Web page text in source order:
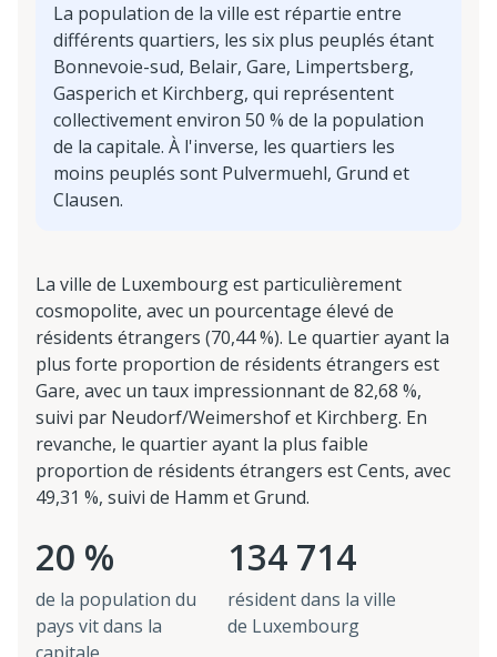
La population de la ville est répartie entre
différents quartiers, les six plus peuplés étant
Bonnevoie-sud, Belair, Gare, Limpertsberg,
Gasperich et Kirchberg, qui représentent
collectivement environ 50 % de la population
de la capitale. À l'inverse, les quartiers les
moins peuplés sont Pulvermuehl, Grund et
Clausen.
La ville de Luxembourg est particulièrement
cosmopolite, avec un pourcentage élevé de
résidents étrangers (70,44 %). Le quartier ayant la
plus forte proportion de résidents étrangers est
Gare, avec un taux impressionnant de 82,68 %,
suivi par Neudorf/Weimershof et Kirchberg. En
revanche, le quartier ayant la plus faible
proportion de résidents étrangers est Cents, avec
49,31 %, suivi de Hamm et Grund.
20 %
de la population du
pays vit dans la
134 714
résident dans la ville
de Luxembourg